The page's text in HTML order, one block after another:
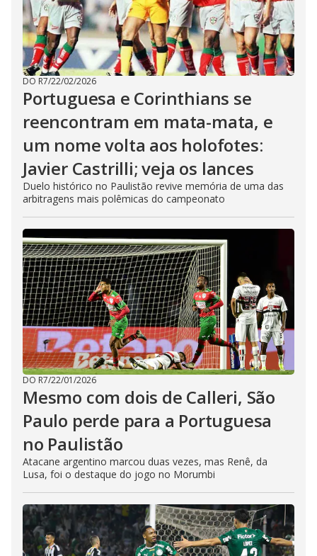
DO R7/22/02/2026
Portuguesa e Corinthians se
reencontram em mata-mata, e
um nome volta aos holofotes:
Javier Castrilli; veja os lances
Duelo histórico no Paulistão revive memória de uma das
arbitragens mais polêmicas do campeonato
DO R7/22/01/2026
Mesmo com dois de Calleri, São
Paulo perde para a Portuguesa
no Paulistão
Atacane argentino marcou duas vezes, mas Renê, da
Lusa, foi o destaque do jogo no Morumbi